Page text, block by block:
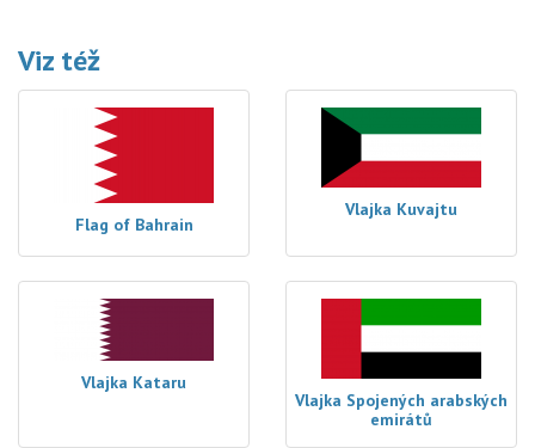
Viz též
Flag of Bahrain
Vlajka Kuvajtu
Vlajka Kataru
Vlajka Spojených arabských
emirátů